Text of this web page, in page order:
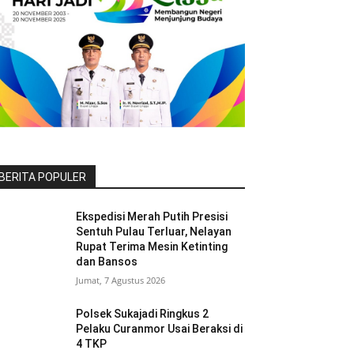
POPULER
Ekspedisi Merah Putih Presisi
Sentuh Pulau Terluar, Nelayan
Rupat Terima Mesin Ketinting
dan Bansos
Jumat, 7 Agustus 2026
Polsek Sukajadi Ringkus 2
Pelaku Curanmor Usai Beraksi di
4 TKP